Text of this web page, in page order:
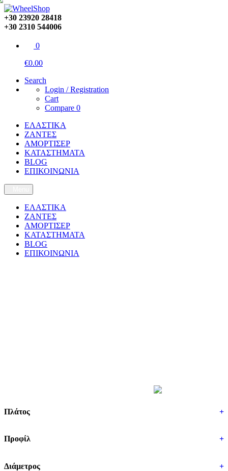
+30 23920 28418
+30 2310 544006
0
€0.00
Search
Login / Registration
Cart
Compare 0
ΕΛΑΣΤΙΚΑ
ΖΑΝΤΕΣ
ΑΜΟΡΤΙΣΕΡ
ΚΑΤΑΣΤΗΜΑΤΑ
BLOG
ΕΠΙΚΟΙΝΩΝΙΑ
ΕΛΑΣΤΙΚΑ
ΖΑΝΤΕΣ
ΑΜΟΡΤΙΣΕΡ
ΚΑΤΑΣΤΗΜΑΤΑ
BLOG
ΕΠΙΚΟΙΝΩΝΙΑ
Πλάτος +
Προφίλ +
Διάμετρος +